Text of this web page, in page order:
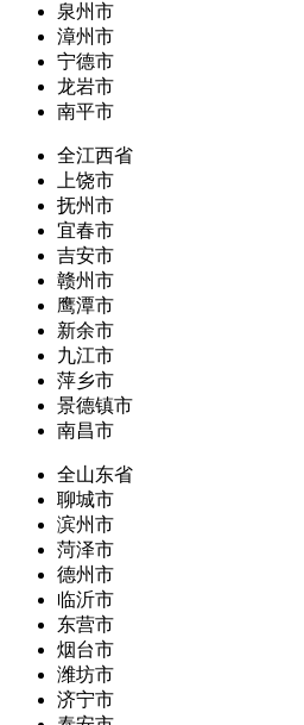
泉州市
漳州市
宁德市
龙岩市
南平市
全江西省
上饶市
抚州市
宜春市
吉安市
赣州市
鹰潭市
新余市
九江市
萍乡市
景德镇市
南昌市
全山东省
聊城市
滨州市
菏泽市
德州市
临沂市
东营市
烟台市
潍坊市
济宁市